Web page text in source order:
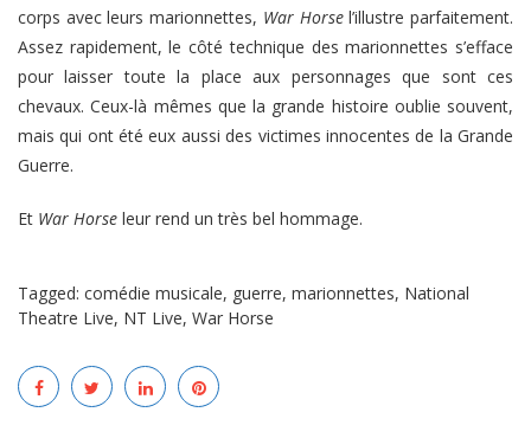
corps avec leurs marionnettes, War Horsel’illustre parfaitement.
Assez rapidement, le côté technique des marionnettes s’efface
pour laisser toute la place aux personnages que sont ces
chevaux. Ceux-là mêmes que la grande histoire oublie souvent,
mais qui ont été eux aussi des victimes innocentes de la Grande
Guerre.
Et War Horse leur rend un très bel hommage.
Tagged: comédie musicale, guerre, marionnettes, National
Theatre Live, NT Live, War Horse